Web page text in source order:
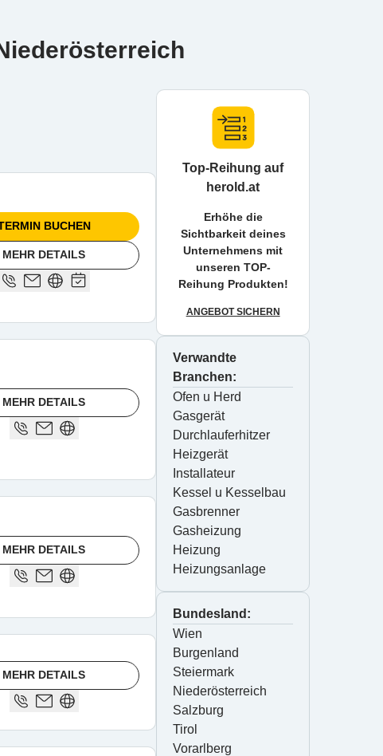
BUCHEN
MEHR DETAILS
MEHR DETAILS
MEHR DETAILS
MEHR DETAILS
Top-Reihung auf
herold.at
Erhöhe die
Sichtbarkeit deines
Unternehmens mit
unseren TOP-
Reihung Produkten!
ANGEBOT SICHERN
Verwandte
Branchen:
Ofen u Herd
Gasgerät
Durchlauferhitzer
Heizgerät
Installateur
Kessel u Kesselbau
Gasbrenner
Gasheizung
Heizung
Heizungsanlage
Bundesland:
Wien
Burgenland
Steiermark
Niederösterreich
Salzburg
Tirol
Vorarlberg